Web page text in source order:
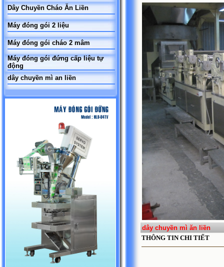
Dây Chuyền Cháo Ăn Liền
Máy đóng gói 2 liệu
Máy đóng gói cháo 2 mâm
Máy đóng gói đứng cấp liệu tự
động
dây chuyền mì an liền
dây chuyền mì ăn liền
THÔNG TIN CHI TIẾT